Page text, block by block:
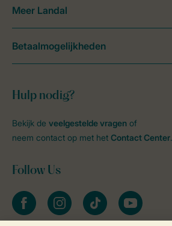
Hulp nodig?
Bekijk de veelgestelde vragen of
neem contact op met het Contact Center.
Follow Us
facebookinstagramtiktok youtube
Meer Landal
Betaalmogelijkheden